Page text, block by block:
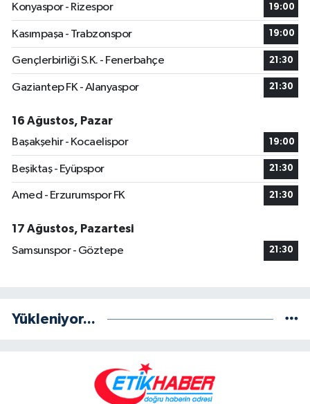
Konyaspor - Rizespor 19:00
Kasımpaşa - Trabzonspor 19:00
Gençlerbirliği S.K. - Fenerbahçe 21:30
Gaziantep FK - Alanyaspor 21:30
16 Ağustos, Pazar
Başakşehir - Kocaelispor
19:00
Beşiktaş - Eyüpspor 21:30
Amed - Erzurumspor FK 21:30
17 Ağustos, Pazartesi
Samsunspor - Göztepe
21:30
Yükleniyor...